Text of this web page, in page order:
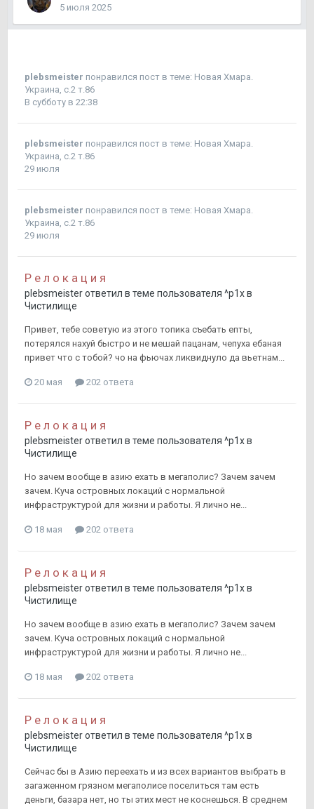
5 июля 2025
plebsmeister понравился пост в теме: Новая Хмара.
Украина, с.2 т.86
В субботу в 22:38
plebsmeister понравился пост в теме: Новая Хмара.
Украина, с.2 т.86
29 июля
plebsmeister понравился пост в теме: Новая Хмара.
Украина, с.2 т.86
29 июля
Р е л о к а ц и я
plebsmeisterответил в теме пользователя ^p1xв
Чистилище
Привет, тебе советую из этого топика съебать епты,
потерялся нахуй быстро и не мешай пацанам, чепуха ебаная
привет что с тобой? чо на фьючах ликвиднуло да вьетнам...
20 мая 202 ответа
Р е л о к а ц и я
plebsmeisterответил в теме пользователя ^p1xв
Чистилище
Но зачем вообще в азию ехать в мегаполис? Зачем зачем
зачем. Куча островных локаций с нормальной
инфраструктурой для жизни и работы. Я лично не...
18 мая 202 ответа
Р е л о к а ц и я
plebsmeisterответил в теме пользователя ^p1xв
Чистилище
Но зачем вообще в азию ехать в мегаполис? Зачем зачем
зачем. Куча островных локаций с нормальной
инфраструктурой для жизни и работы. Я лично не...
18 мая 202 ответа
Р е л о к а ц и я
plebsmeisterответил в теме пользователя ^p1xв
Чистилище
Сейчас бы в Азию переехать и из всех вариантов выбрать в
загаженном грязном мегаполисе поселиться там есть
деньги, базара нет, но ты этих мест не коснешься. В среднем